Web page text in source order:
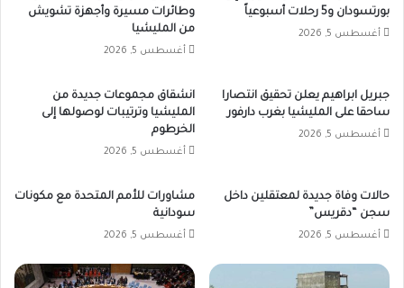
بورتسودان و5 رحلات أسبوعياً
أغسطس 5, 2026
وطائرات مسيرة وأجهزة تشويش
من المليشيا
أغسطس 5, 2026
جبريل ابراهيم يعلن تحقيق انتصارا
ساحقا على المليشيا بغرب دارفور
أغسطس 5, 2026
انشقاق مجموعات جديدة من
المليشيا وترتيبات لوصولها إلى
الخرطوم
أغسطس 5, 2026
حالات وفاة جديدة لمعتقلين داخل
سجن “دقريس”
أغسطس 5, 2026
مشاورات للأمم المتحدة مع مكونات
سودانية
أغسطس 5, 2026